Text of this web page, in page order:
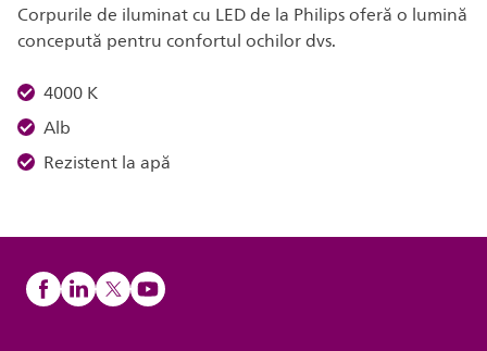
Corpurile de iluminat cu LED de la Philips oferă o lumină
concepută pentru confortul ochilor dvs.
4000 K
Alb
Rezistent la apă